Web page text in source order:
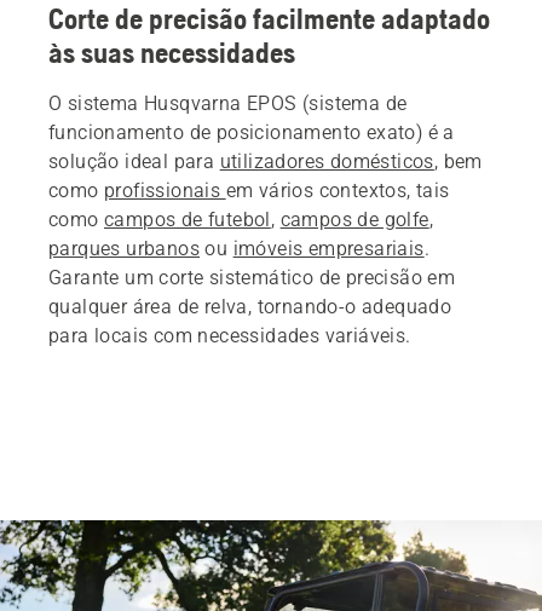
Corte de precisão facilmente adaptado
às suas necessidades
O sistema Husqvarna EPOS (sistema de
funcionamento de posicionamento exato) é a
solução ideal para utilizadores domésticos, bem
como profissionais em vários contextos, tais
como campos de futebol, campos de golfe,
parques urbanos ou imóveis empresariais.
Garante um corte sistemático de precisão em
qualquer área de relva, tornando-o adequado
para locais com necessidades variáveis.